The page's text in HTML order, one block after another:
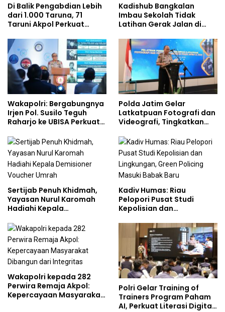
Di Balik Pengabdian Lebih
dari 1.000 Taruna, 71
Taruni Akpol Perkuat
Siswa Sekolah Rakyat
Kadishub Bangkalan
Imbau Sekolah Tidak
Latihan Gerak Jalan di
Wakapolri: Bergabungnya
Irjen Pol. Susilo Teguh
Raharjo ke UBISA Perkuat
Studi Kepolisian
Polda Jatim Gelar
Latkatpuan Fotografi dan
Videografi, Tingkatkan
Era Digital
Sertijab Penuh Khidmah,
Yayasan Nurul Karomah
Hadiahi Kepala
Umrah
Kadiv Humas: Riau
Pelopori Pusat Studi
Kepolisian dan
Policing Masuki Babak
Wakapolri kepada 282
Perwira Remaja Akpol:
Kepercayaan Masyarakat
Polri Gelar Training of
Trainers Program Paham
AI, Perkuat Literasi Digital